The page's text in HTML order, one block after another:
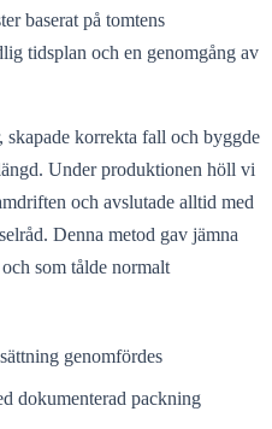
baserat på tomtens
tidsplan och en genomgång av
korrekta fall och byggde
Under produktionen höll vi
och avslutade alltid med
Denna metod gav jämna
som tålde normalt
genomfördes
dokumenterad packning